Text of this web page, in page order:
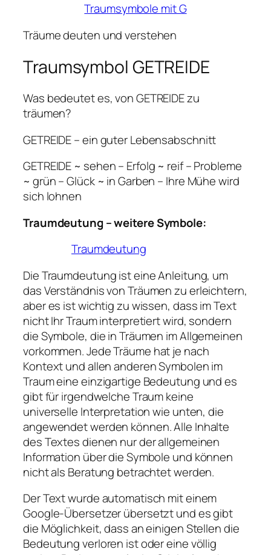
Traumsymbole mit G
Träume deuten und verstehen
Traumsymbol GETREIDE
Was bedeutet es, von GETREIDE zu
träumen?
GETREIDE – ein guter Lebensabschnitt
GETREIDE ~ sehen – Erfolg ~ reif – Probleme
~ grün – Glück ~ in Garben – Ihre Mühe wird
sich lohnen
Traumdeutung – weitere Symbole:
Traumdeutung
Die Traumdeutung ist eine Anleitung, um
das Verständnis von Träumen zu erleichtern,
aber es ist wichtig zu wissen, dass im Text
nicht Ihr Traum interpretiert wird, sondern
die Symbole, die in Träumen im Allgemeinen
vorkommen. Jede Träume hat je nach
Kontext und allen anderen Symbolen im
Traum eine einzigartige Bedeutung und es
gibt für irgendwelche Traum keine
universelle Interpretation wie unten, die
angewendet werden können. Alle Inhalte
des Textes dienen nur der allgemeinen
Information über die Symbole und können
nicht als Beratung betrachtet werden.
Der Text wurde automatisch mit einem
Google-Übersetzer übersetzt und es gibt
die Möglichkeit, dass an einigen Stellen die
Bedeutung verloren ist oder eine völlig